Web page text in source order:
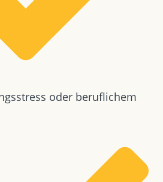
oder beruflichem